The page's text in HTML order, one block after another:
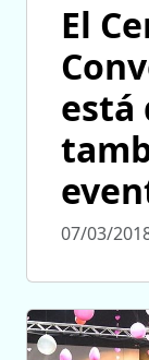
El
está
07/03/